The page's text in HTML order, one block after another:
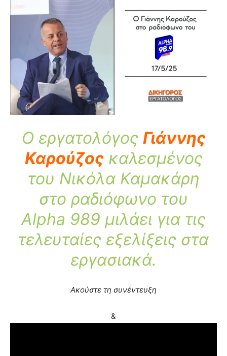
Ο εργατολόγος Γιάννης
Καρούζοςκαλεσμένος
του Νικόλα Καμακάρη
στο ραδιόφωνο του
Alpha 989 μιλάει για τις
τελευταίες εξελίξεις στα
εργασιακά.
Ακούστε τη συνέντευξη
&